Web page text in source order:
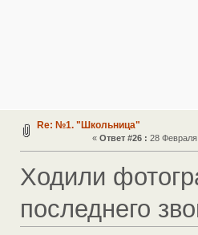
Re: №1. "Школьница"
«Ответ #26 : 28
Ходили
последнего